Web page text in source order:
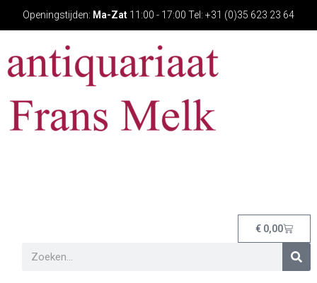
Openingstijden: Ma-Zat 11:00 - 17:00 Tel: +31 (0)35 623 23 64
€ 0,00